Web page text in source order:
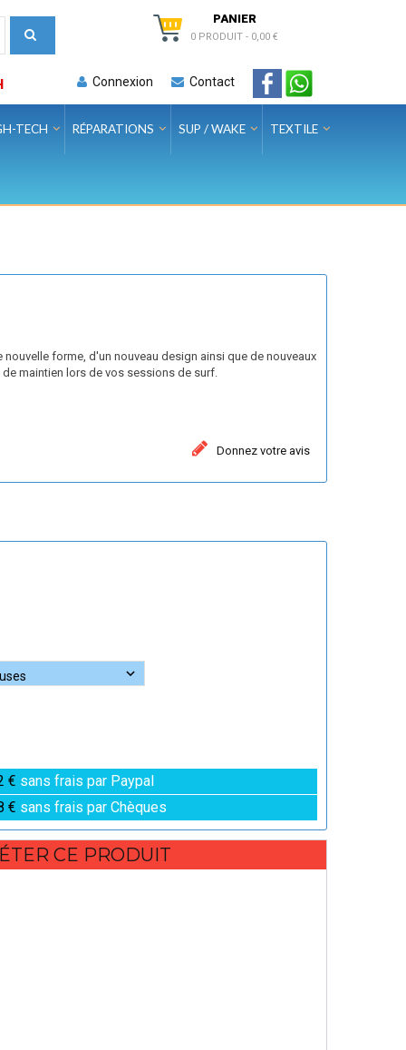
PANIER
0 PRODUIT - 0,00 €
Connexion Contact
TECH RÉPARATIONS SUP / WAKE TEXTILE
forme, d'un nouveau design ainsi que de nouveaux
maintien lors de vos sessions de surf.
Donnez votre avis
€ sans frais par Paypal
€ sans frais par Chèques
CE PRODUIT